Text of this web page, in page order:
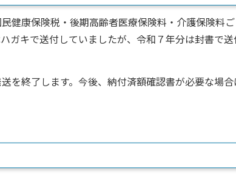
健康保険税・後期高齢者医療保険料・介護保険料ご
ガキで送付していましたが、令和７年分は封書で送
を終了します。今後、納付済額確認書が必要な場合